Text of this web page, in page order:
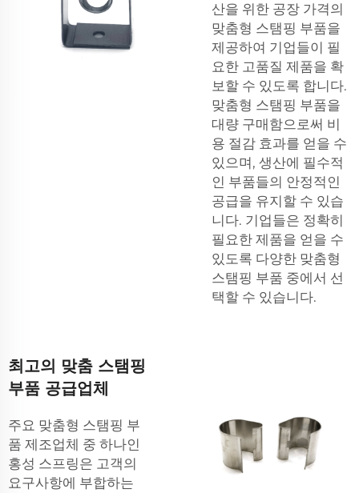
산을 위한 공장 가격의
맞춤형 스탬핑 부품을
제공하여 기업들이 필
요한 고품질 제품을 확
보할 수 있도록 합니다.
맞춤형 스탬핑 부품을
대량 구매함으로써 비
용 절감 효과를 얻을 수
있으며, 생산에 필수적
인 부품들의 안정적인
공급을 유지할 수 있습
니다. 기업들은 정확히
필요한 제품을 얻을 수
있도록 다양한 맞춤형
스탬핑 부품 중에서 선
택할 수 있습니다.
최고의 맞춤 스탬핑
부품 공급업체
주요 맞춤형 스탬핑 부
품 제조업체 중 하나인
홍성 스프링은 고객의
요구사항에 부합하는